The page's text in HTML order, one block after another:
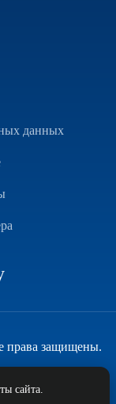
данных
права защищены.
сайта.